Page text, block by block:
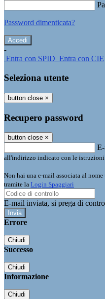
Password dimenticata?
-
Entra con SPID Entra con CIE
Seleziona utente
button close ×
Recupero password
button close ×
all'indirizzo indicato con le istruzioni
Non hai una e-mail associata al
tramite la Login Spaggiari
E-mail inviata, si prega di
Errore
Chiudi
Successo
Chiudi
Informazione
Chiudi